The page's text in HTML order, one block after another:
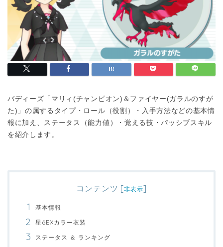
バディーズ「マリィ(チャンピオン)＆ファイヤー(ガラルのすが
た)」の属するタイプ・ロール（役割）・入手方法などの基本情
報に加え、ステータス（能力値）・覚える技・パッシブスキル
を紹介します。
コンテンツ [非表示]
基本情報
星6EXカラー衣装
ステータス ＆ ランキング